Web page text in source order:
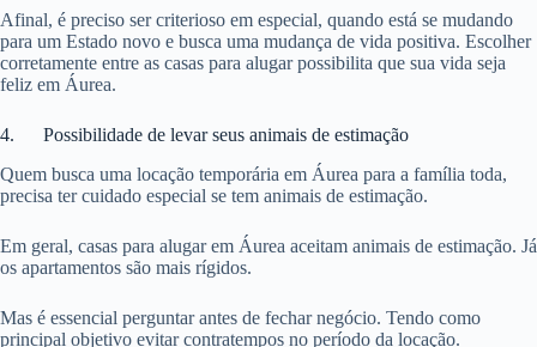
Afinal, é preciso ser criterioso em especial, quando está se mudando
para um Estado novo e busca uma mudança de vida positiva. Escolher
corretamente entre as casas para alugar possibilita que sua vida seja
feliz em Áurea.
4. Possibilidade de levar seus animais de estimação
Quem busca uma locação temporária em Áurea para a família toda,
precisa ter cuidado especial se tem animais de estimação.
Em geral, casas para alugar em Áurea aceitam animais de estimação. Já
os apartamentos são mais rígidos.
Mas é essencial perguntar antes de fechar negócio. Tendo como
principal objetivo evitar contratempos no período da locação.